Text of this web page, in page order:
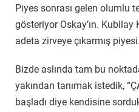
Piyes sonrası gelen olumlu
gösteriyor Oskay’ın.
adeta zirveye çıkarmış piyesi.
Bizde aslında tam bu
yakından tanımak istedik,
başladı diye kendisine